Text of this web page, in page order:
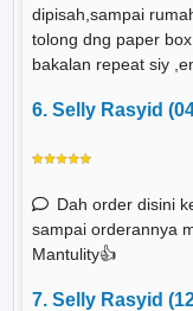
dipisah,sampai
tolong dng paper
bakalan repeat siy
6. Selly Rasyid
Dah order disini
sampai orderannya
Mantulity👍
7. Selly Rasyid